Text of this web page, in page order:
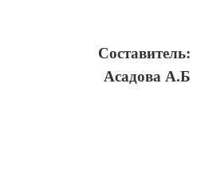
Составитель:
Асадова А.Б